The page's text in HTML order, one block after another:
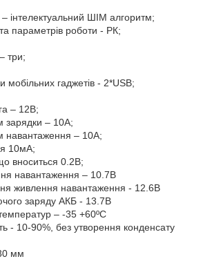
інтелектуальний ШІМ алгоритм;
параметрів роботи - РК;
три;
мобільних гаджетів - 2*USB;
– 12В;
зарядки – 10А;
навантаження – 10А;
10мА;
вноситься 0.2В;
навантаження – 10.7В
живлення навантаження - 12.6В
заряду АКБ - 13.7В
– -35 +60ºС
- 10-90%, без утворення конденсату
мм